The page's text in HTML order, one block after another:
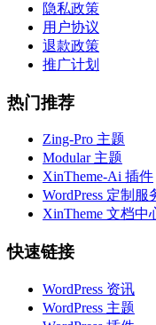
隐私政策
用户协议
退款政策
推广计划
热门推荐
Zing-Pro 主题
Modular 主题
XinTheme-Ai 插件
WordPress 定制服
XinTheme 文档中
快速链接
WordPress 资讯
WordPress 主题